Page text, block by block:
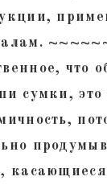
что
сумки, это
касающиеся